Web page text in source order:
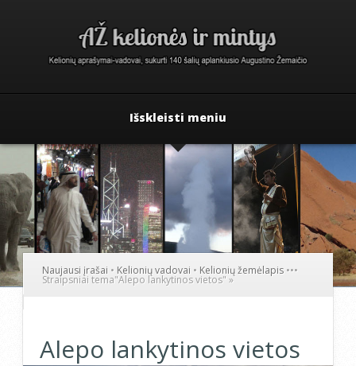
Išskleisti meniu
Naujausi įrašai • Kelionių vadovai • Kelionių žemėlapis •••
Straipsniai tema"Alepo lankytinos vietos" »
Alepo lankytinos vietos